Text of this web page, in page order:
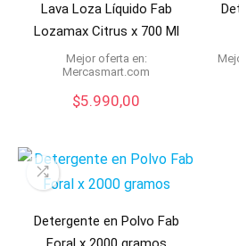
Lava Loza Líquido Fab
Lozamax Citrus x 700 Ml
Mejor oferta en:
mercasmart.com
$5.990,00
Detergente en Polvo Fab